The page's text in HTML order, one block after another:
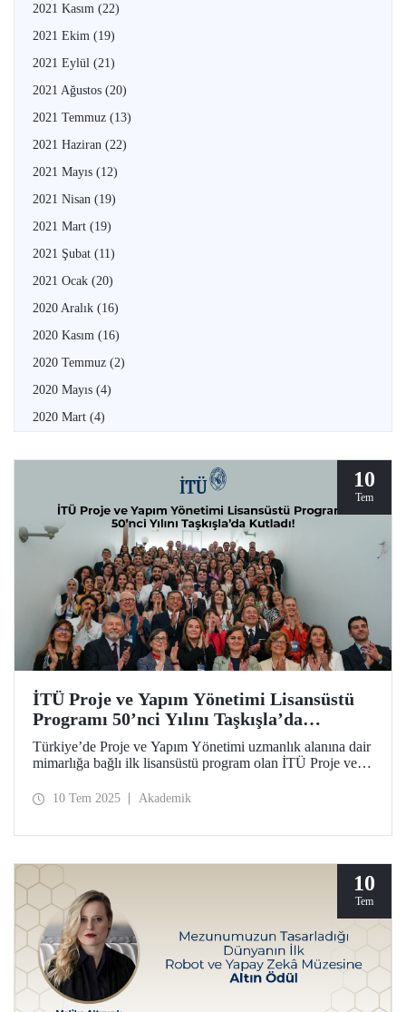
2021 Kasım (22)
2021 Ekim (19)
2021 Eylül (21)
2021 Ağustos (20)
2021 Temmuz (13)
2021 Haziran (22)
2021 Mayıs (12)
2021 Nisan (19)
2021 Mart (19)
2021 Şubat (11)
2021 Ocak (20)
2020 Aralık (16)
2020 Kasım (16)
2020 Temmuz (2)
2020 Mayıs (4)
2020 Mart (4)
10
Tem
İTÜ Proje ve Yapım Yönetimi Lisansüstü
Programı 50’nci Yılını Taşkışla’da
Kutladı!
Türkiye’de Proje ve Yapım Yönetimi uzmanlık alanına dair
mimarlığa bağlı ilk lisansüstü program olan İTÜ Proje ve
50’nci yılını Taşkışla Yerleşkesi’nde düzenlenen kapsamlı
10 Tem 2025 Akademik
10
Tem